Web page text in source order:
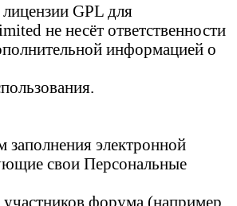
лицензии GPL для
не несёт ответственности
информацией о
электронной
свои Персональные
форума (например,